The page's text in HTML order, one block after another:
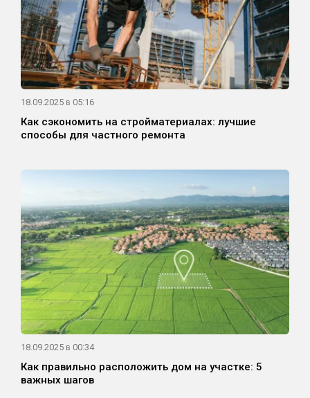
18.09.2025 в 05:16
Как сэкономить на стройматериалах: лучшие
способы для частного ремонта
18.09.2025 в 00:34
Как правильно расположить дом на участке: 5
важных шагов